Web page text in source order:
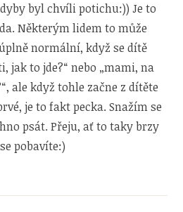
byl chvíli potichu:)) Je to
Některým lidem to může
normální, když se dítě
jak to jde?“ nebo „mami, na
ale když tohle začne z dítěte
je to fakt pecka. Snažím se
psát. Přeju, ať to taky brzy
pobavíte:)